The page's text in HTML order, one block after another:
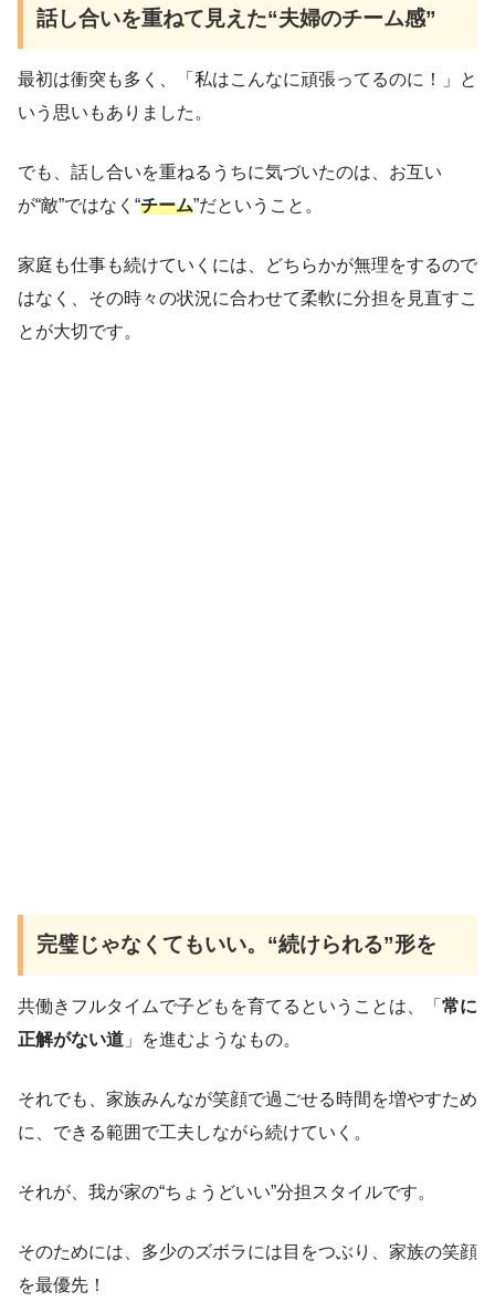
話し合いを重ねて見えた“夫婦のチーム感”
最初は衝突も多く、「私はこんなに頑張ってるのに！」と
いう思いもありました。
でも、話し合いを重ねるうちに気づいたのは、お互い
が“敵”ではなく“チーム”だということ。
家庭も仕事も続けていくには、どちらかが無理をするので
はなく、その時々の状況に合わせて柔軟に分担を見直すこ
とが大切です。
完璧じゃなくてもいい。“続けられる”形を
共働きフルタイムで子どもを育てるということは、「 常に
正解がない道 」を進むようなもの。
それでも、家族みんなが笑顔で過ごせる時間を増やすため
に、できる範囲で工夫しながら続けていく。
それが、我が家の“ちょうどいい”分担スタイルです。
そのためには、多少のズボラには目をつぶり、家族の笑顔
を最優先！